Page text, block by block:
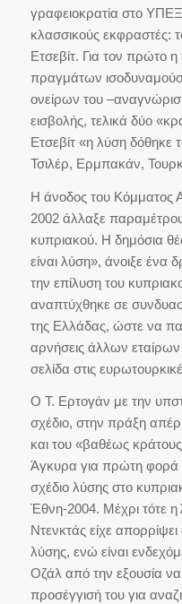
γραφειοκρατία στο
κλασσικούς εκφραστές:
Ετσεβίτ. Για τον πρώτο
πραγμάτων
ονείρων του
εισβολής, τελικά δύο
Ετσεβίτ «η λύση δόθηκε
Τσιλέρ, Ερμπακάν,
Η άνοδος του Κόμματος
2002 άλλαξε
κυπριακού. Η δημόσια
είναι λύση», άνοιξε ένα
την επίλυση του
αναπτύχθηκε σε
της Ελλάδας, ώστε να
αρνήσεις άλλων εταίρων
σελίδα στις
Ο Τ. Ερτογάν με την
σχέδιο, στην πράξη
και του «βαθέως
Άγκυρα για πρώτη φορά
σχέδιο λύσης στο
Έθνη-2004. Μέχρι τότε η
Ντενκτάς είχε
λύσης, ενώ είναι
Οζάλ από την εξουσία να
προσέγγισή του για